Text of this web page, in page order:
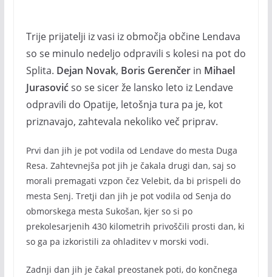
Trije prijatelji iz vasi iz območja občine Lendava
so se minulo nedeljo odpravili s kolesi na pot do
Splita. Dejan Novak, Boris Gerenčerin Mihael
Jurasovićso se sicer že lansko leto iz Lendave
odpravili do Opatije, letošnja tura pa je, kot
priznavajo, zahtevala nekoliko več priprav.
Prvi dan jih je pot vodila od Lendave do mesta Duga
Resa. Zahtevnejša pot jih je čakala drugi dan, saj so
morali premagati vzpon čez Velebit, da bi prispeli do
mesta Senj. Tretji dan jih je pot vodila od Senja do
obmorskega mesta Sukošan, kjer so si po
prekolesarjenih 430 kilometrih privoščili prosti dan, ki
so ga pa izkoristili za ohladitev v morski vodi.
Zadnji dan jih je čakal preostanek poti, do končnega